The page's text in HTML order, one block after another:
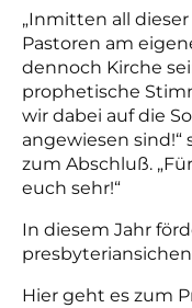
„Inmitten all
Pastoren am
dennoch Kirche
prophetische
wir dabei auf die
angewiesen sind!“
zum Abschluß.
euch sehr!“
In diesem Jahr
Hier geht es zum